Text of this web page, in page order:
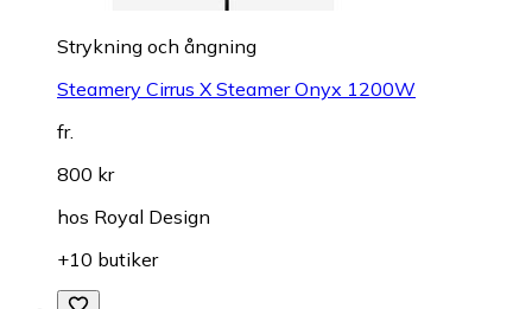
Strykning och ångning
Steamery Cirrus X Steamer Onyx 1200W
fr.
800 kr
hos Royal Design
+10 butiker